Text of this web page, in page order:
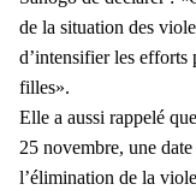
de la situation des
d’intensifier les efforts
filles».
Elle a aussi rappelé
25 novembre, une
l’élimination de la